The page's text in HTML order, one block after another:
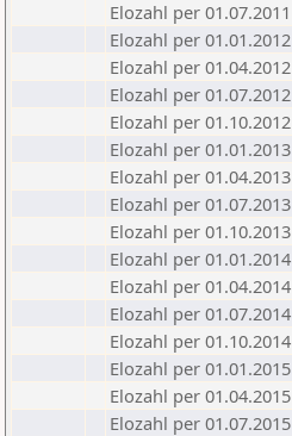
Elozahl per 01.07.2011
Elozahl per 01.01.2012
Elozahl per 01.04.2012
Elozahl per 01.07.2012
Elozahl per 01.10.2012
Elozahl per 01.01.2013
Elozahl per 01.04.2013
Elozahl per 01.07.2013
Elozahl per 01.10.2013
Elozahl per 01.01.2014
Elozahl per 01.04.2014
Elozahl per 01.07.2014
Elozahl per 01.10.2014
Elozahl per 01.01.2015
Elozahl per 01.04.2015
Elozahl per 01.07.2015